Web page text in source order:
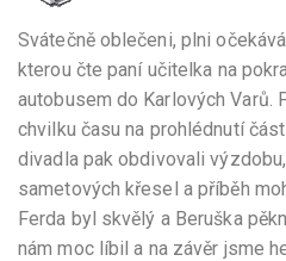
Svátečně oblečeni, plni
kterou čte paní učitelka na
autobusem do Karlových Varů.
chvilku času na prohlédnutí
divadla pak obdivovali
sametových křesel a příběh
Ferda byl skvělý a Beruška
nám moc líbil a na závěr jsme